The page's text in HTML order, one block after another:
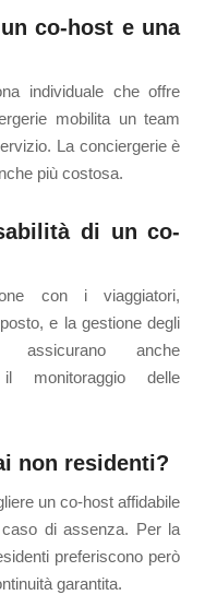
co-host e una
individuale che offre
mobilita un team
La conciergerie è
più costosa.
di un co-
con i viaggiatori,
e la gestione degli
assicurano anche
monitoraggio delle
non residenti?
un co-host affidabile
di assenza. Per la
preferiscono però
garantita.